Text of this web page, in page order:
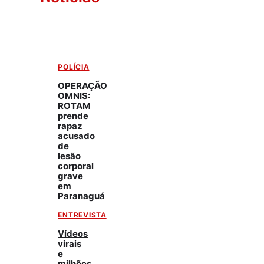
POLÍCIA
OPERAÇÃO
OMNIS:
ROTAM
prende
rapaz
acusado
de
lesão
corporal
grave
em
Paranaguá
ENTREVISTA
Vídeos
virais
e